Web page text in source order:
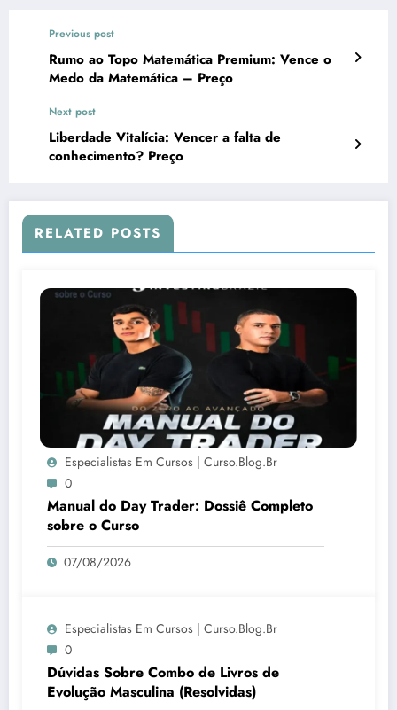
Previous post
Rumo ao Topo Matemática Premium: Vence o
Medo da Matemática – Preço
Next post
Liberdade Vitalícia: Vencer a falta de
conhecimento? Preço
RELATED POSTS
Especialistas Em Cursos | Curso.blog.br
0
Manual do Day Trader: Dossiê Completo
sobre o Curso
07/08/2026
Especialistas Em Cursos | Curso.blog.br
0
Dúvidas Sobre Combo de Livros de
Evolução Masculina (Resolvidas)